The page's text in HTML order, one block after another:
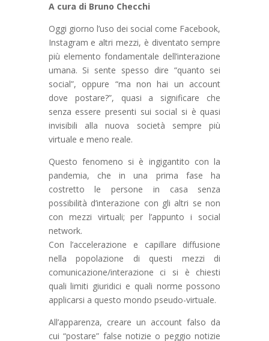
A cura di Bruno Checchi
Oggi giorno l’uso dei social come Facebook,
Instagram e altri mezzi, è diventato sempre
più elemento fondamentale dell’interazione
umana. Si sente spesso dire “quanto sei
social”, oppure “ma non hai un account
dove postare?”, quasi a significare che
senza essere presenti sui social si è quasi
invisibili alla nuova società sempre più
virtuale e meno reale.
Questo fenomeno si è ingigantito con la
pandemia, che in una prima fase ha
costretto le persone in casa senza
possibilità d’interazione con gli altri se non
con mezzi virtuali; per l’appunto i social
network.
Con l’accelerazione e capillare diffusione
nella popolazione di questi mezzi di
comunicazione/interazione ci si è chiesti
quali limiti giuridici e quali norme possono
applicarsi a questo mondo pseudo-virtuale.
All’apparenza, creare un account falso da
cui “postare” false notizie o peggio notizie